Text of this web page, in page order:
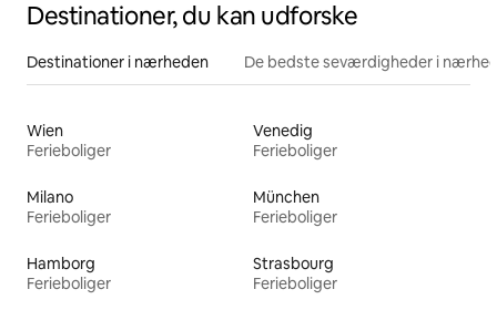
Destinationer, du kan udforske
Destinationer i nærheden De bedste seværdigheder i
Wien
Ferieboliger
Venedig
Ferieboliger
Milano
Ferieboliger
München
Ferieboliger
Hamborg
Ferieboliger
Strasbourg
Ferieboliger